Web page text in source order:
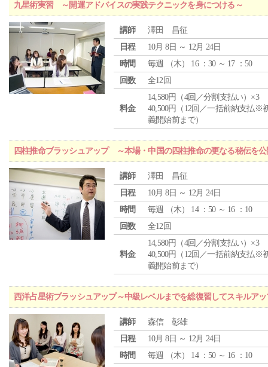
九星術実習 ～開運アドバイスの実践テクニックを身につける～
講師
澤田 昌征
日程
10月 8日 ～ 12月 24日
時間
毎週 （木） 16 ：30 ～ 17 ：50
回数
全12回
料金
14,580円（4回／分割支払い）×3
40,500円（12回／一括前納支払※
義開始前まで）
四柱推命ブラッシュアップ ～本場・中国の四柱推命の更なる秘伝を
講師
澤田 昌征
日程
10月 8日 ～ 12月 24日
時間
毎週 （木） 14 ：50 ～ 16 ：10
回数
全12回
料金
14,580円（4回／分割支払い）×3
40,500円（12回／一括前納支払※
義開始前まで）
西洋占星術ブラッシュアップ～中級レベルまでを総復習してスキルア
講師
森信 彰雄
日程
10月 8日 ～ 12月 24日
時間
毎週 （木） 14 ：50 ～ 16 ：10